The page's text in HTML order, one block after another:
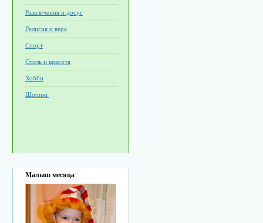
Развлечения и досуг
Религия и вера
Спорт
Стиль и красота
Хобби
Шопинг
Малыш месяца